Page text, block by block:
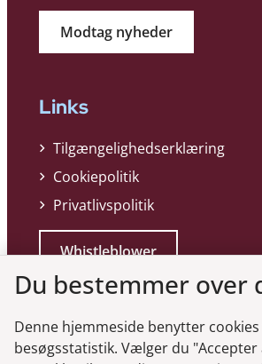
Modtag nyheder
Links
Tilgængelighedserklæring
Cookiepolitik
Privatlivspolitik
Whistleblower
Du bestemmer over
Denne hjemmeside benytter
besøgsstatistik. Vælger du "Accepter